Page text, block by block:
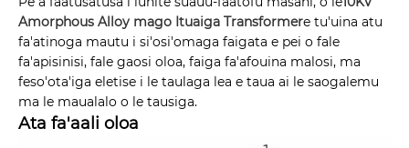
Amorphous Alloy mago Ituaiga Transformere tu'uina atu
fa'atinoga mautu i si'osi'omaga faigata e pei o fale
fa'apisinisi, fale gaosi oloa, faiga fa'afouina malosi, ma
feso'ota'iga eletise i le taulaga lea e taua ai le saogalemu
ma le maualalo o le tausiga.
Ata fa'aali oloa